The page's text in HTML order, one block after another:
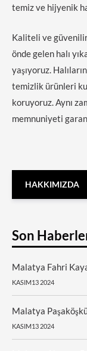
temiz ve hijyenik
Kaliteli ve güvenilir
önde gelen halı
yaşıyoruz.
temizlik ürünleri
koruyoruz. Aynı
memnuniyeti
HAKKIMIZDA
Son
Malatya Fahri
KASIM13 2024
Malatya
KASIM13 2024